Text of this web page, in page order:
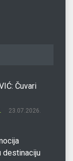
Čuvari
23.07.2026.
destinaciju